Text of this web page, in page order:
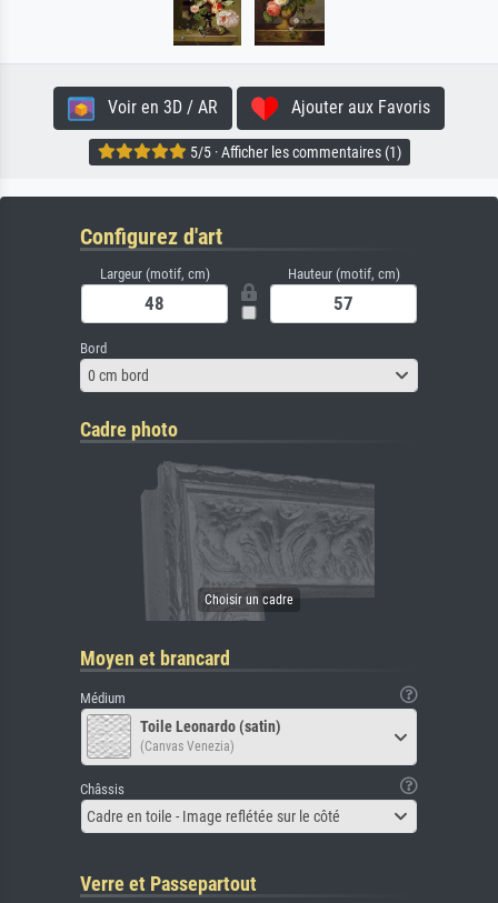
Voir en 3D / AR Ajouter aux Favoris
5/5 · Afficher les commentaires (1)
Configurez d'art
Largeur (motif, cm) Hauteur (motif, cm)
Bord
0 cm bord
Cadre photo
Moyen et brancard
Médium
Toile Leonardo (satin)
(Canvas Venezia)
Châssis
Cadre en toile - Image reflétée sur le côté
Verre et Passepartout